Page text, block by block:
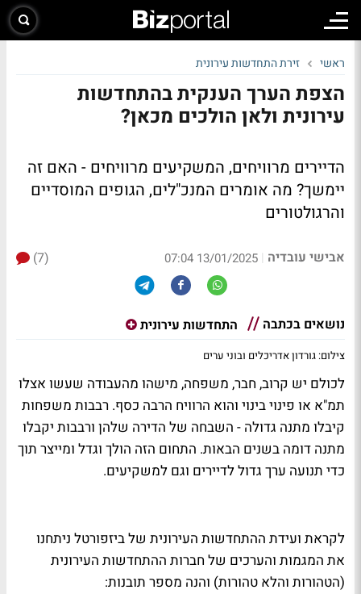
ראשי זירת התחדשות עירונית
הצפת הערך הענקית בהתחדשות
עירונית ולאן הולכים מכאן?
הדיירים מרוויחים, המשקיעים מרוויחים - האם זה
יימשך? מה אומרים המנכ"לים, הגופים המוסדיים
והרגולטורים
אבישי עובדיה |
13/01/2025 07:04
(7)
נושאים בכתבה התחדשות עירונית
צילום: גורדון אדריכלים ובוני ערים
לכולם יש קרוב, חבר, משפחה, מישהו מהעבודה שעשו אצלו
תמ"א או פינוי בינוי והוא הרוויח הרבה כסף. רבבות משפחות
קיבלו מתנה גדולה - השבחה של הדירה שלהן ורבבות יקבלו
מתנה דומה בשנים הבאות. התחום הזה הולך וגדל ומייצר תוך
כדי תנועה ערך גדול לדיירים וגם למשקיעים.
לקראת ועידת ההתחדשות העירונית של ביזפורטל ניתחנו
את המגמות והערכים של חברות ההתחדשות העירונית
(הטהורות והלא טהורות) והנה מספר תובנות: